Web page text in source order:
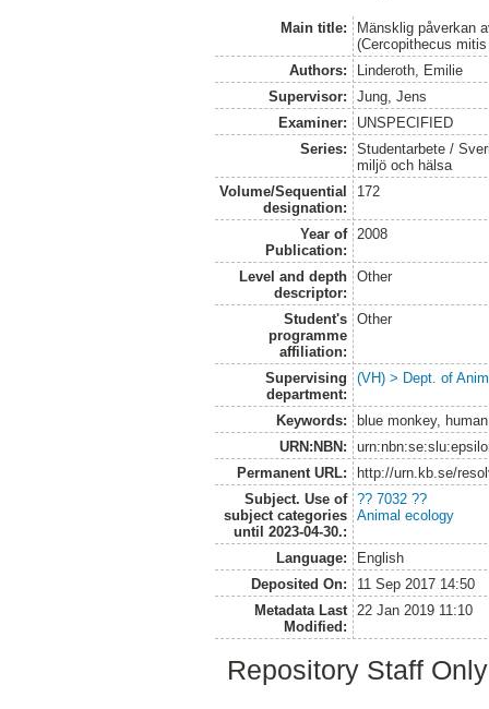
Main title:
Mänsklig påverkan
(Cercopithecus
Authors:
Linderoth, Emilie
Supervisor:
Jung, Jens
Examiner:
UNSPECIFIED
Series:
Studentarbete /
miljö och hälsa
Volume/Sequential
designation:
172
Year of
Publication:
2008
Level and depth
descriptor:
Other
Student's
programme
affiliation:
Other
Supervising
department:
(VH) > Dept. of
Keywords:
blue monkey,
URN:NBN:
Permanent URL:
http://urn.kb.se/
Subject. Use of
subject categories
until 2023-04-30.:
?? 7032 ??
Animal ecology
Language:
English
Deposited On:
11 Sep 2017 14:50
Metadata Last
Modified:
22 Jan 2019 11:10
Repository Staff